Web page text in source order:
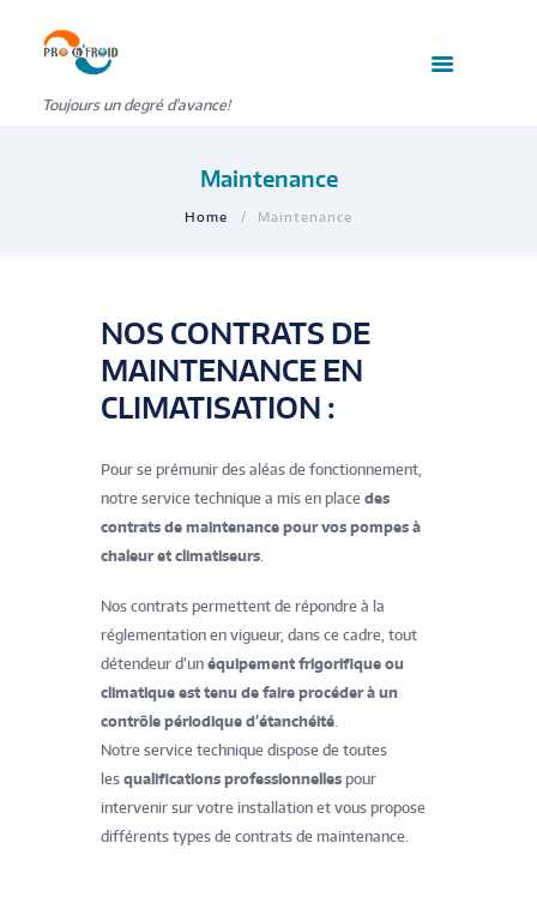
Toujours un degré d'avance!
Maintenance
Home Maintenance
NOS CONTRATS DE
MAINTENANCE EN
CLIMATISATION :
Pour se prémunir des aléas de fonctionnement,
notre service technique a mis en place des
contrats de maintenance pour vos pompes à
chaleur et climatiseurs.
Nos contrats permettent de répondre à la
réglementation en vigueur, dans ce cadre, tout
détendeur d’un équipement frigoriﬁque ou
climatique est tenu de faire procéder à un
contrôle périodique d’étanchéité.
Notre service technique dispose de toutes
les qualiﬁcations professionnelles pour
intervenir sur votre installation et vous propose
différents types de contrats de maintenance.